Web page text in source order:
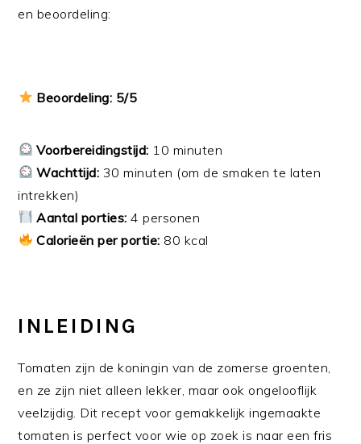
en beoordeling:
Beoordeling: 5/5
Voorbereidingstijd: 10 minuten
Wachttijd: 30 minuten (om de smaken te laten
intrekken)
Aantal porties: 4 personen
Calorieën per portie: 80 kcal
INLEIDING
Tomaten zijn de koningin van de zomerse groenten,
en ze zijn niet alleen lekker, maar ook ongelooflijk
veelzijdig. Dit recept voor gemakkelijk ingemaakte
tomaten is perfect voor wie op zoek is naar een fris